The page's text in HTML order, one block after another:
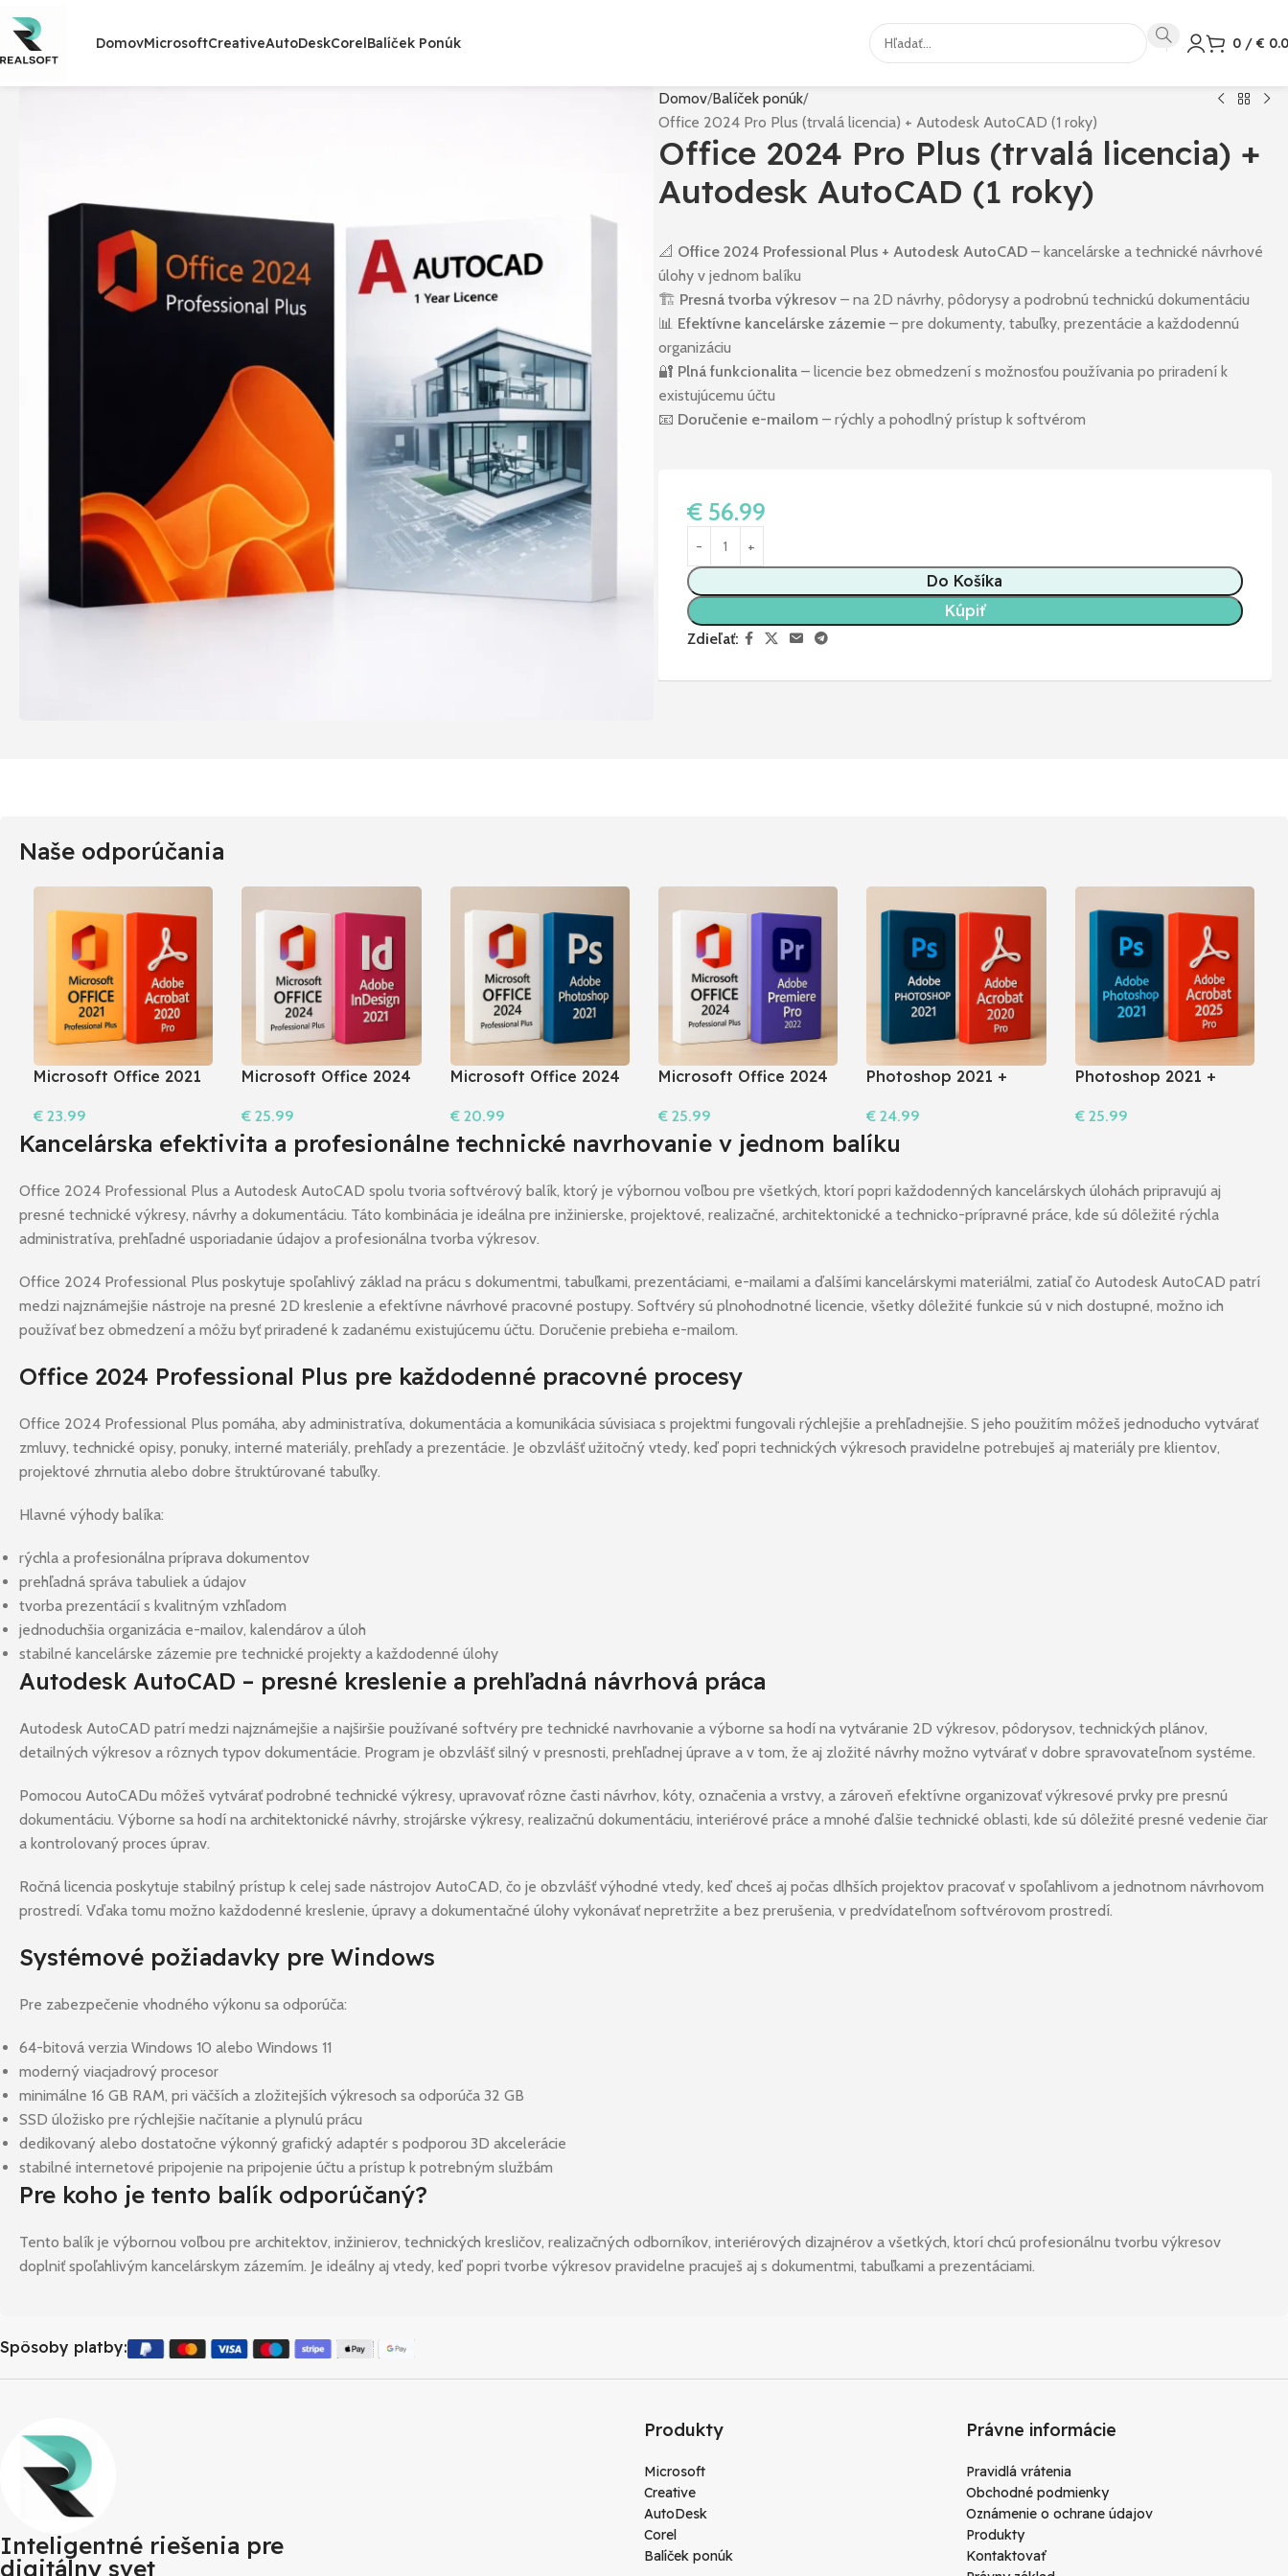
DomovMicrosoftCreativeAutoDeskCorelBalíček Ponúk 0 / €
Domov Balíček ponúk
Office 2024 Pro Plus (trvalá licencia) + Autodesk AutoCAD (1 roky)
Office 2024 Pro Plus (trvalá licencia) +
Autodesk AutoCAD (1 roky)
📐 Office 2024 Professional Plus + Autodesk AutoCAD– kancelárske a technické návrhové
úlohy v jednom balíku
🏗️ Presná tvorba výkresov– na 2D návrhy, pôdorysy a podrobnú technickú dokumentáciu
📊 Efektívne kancelárske zázemie– pre dokumenty, tabuľky, prezentácie a každodennú
organizáciu
🔐 Plná funkcionalita– licencie bez obmedzení s možnosťou používania po priradení k
existujúcemu účtu
📧 Doručenie e-mailom – rýchly a pohodlný prístup k softvérom
€56.99
Do Košíka
Kúpiť
Zdieľať:
Naše odporúčania
Microsoft Office 2021
Acrobat 2020 Pro I
Windows
€ 23.99
Do Košíka
Microsoft Office 2024
2021
€ 25.99
Do Košíka
Microsoft Office 2024
2021
€20.99
Do Košíka
Microsoft Office 2024
Pro 2022
€25.99
Do Košíka
Photoshop 2021 +
Windows
€ 24.99
Do Košíka
Photoshop 2021 +
€25.99
Kancelárska efektivita a profesionálne technické navrhovanie v jednom balíku
Office 2024 Professional Plus a Autodesk AutoCAD spolu tvoria softvérový balík, ktorý je výbornou voľbou pre všetkých, ktorí popri každodenných kancelárskych úlohách pripravujú aj
presné technické výkresy, návrhy a dokumentáciu. Táto kombinácia je ideálna pre inžinierske, projektové, realizačné, architektonické a technicko-prípravné práce, kde sú dôležité rýchla
administratíva, prehľadné usporiadanie údajov a profesionálna tvorba výkresov.
Office 2024 Professional Plus poskytuje spoľahlivý základ na prácu s dokumentmi, tabuľkami, prezentáciami, e-mailami a ďalšími kancelárskymi materiálmi, zatiaľ čo Autodesk AutoCAD patrí
medzi najznámejšie nástroje na presné 2D kreslenie a efektívne návrhové pracovné postupy. Softvéry sú plnohodnotné licencie, všetky dôležité funkcie sú v nich dostupné, možno ich
používať bez obmedzení a môžu byť priradené k zadanému existujúcemu účtu. Doručenie prebieha e-mailom.
Office 2024 Professional Plus pre každodenné pracovné procesy
Office 2024 Professional Plus pomáha, aby administratíva, dokumentácia a komunikácia súvisiaca s projektmi fungovali rýchlejšie a prehľadnejšie. S jeho použitím môžeš jednoducho vytvárať
zmluvy, technické opisy, ponuky, interné materiály, prehľady a prezentácie. Je obzvlášť užitočný vtedy, keď popri technických výkresoch pravidelne potrebuješ aj materiály pre klientov,
projektové zhrnutia alebo dobre štruktúrované tabuľky.
Hlavné výhody balíka:
rýchla a profesionálna príprava dokumentov
prehľadná správa tabuliek a údajov
tvorba prezentácií s kvalitným vzhľadom
jednoduchšia organizácia e-mailov, kalendárov a úloh
stabilné kancelárske zázemie pre technické projekty a každodenné úlohy
Autodesk AutoCAD – presné kreslenie a prehľadná návrhová práca
Autodesk AutoCAD patrí medzi najznámejšie a najširšie používané softvéry pre technické navrhovanie a výborne sa hodí na vytváranie 2D výkresov, pôdorysov, technických plánov,
detailných výkresov a rôznych typov dokumentácie. Program je obzvlášť silný v presnosti, prehľadnej úprave a v tom, že aj zložité návrhy možno vytvárať v dobre spravovateľnom systéme.
Pomocou AutoCADu môžeš vytvárať podrobné technické výkresy, upravovať rôzne časti návrhov, kóty, označenia a vrstvy, a zároveň efektívne organizovať výkresové prvky pre presnú
dokumentáciu. Výborne sa hodí na architektonické návrhy, strojárske výkresy, realizačnú dokumentáciu, interiérové práce a mnohé ďalšie technické oblasti, kde sú dôležité presné vedenie čiar
a kontrolovaný proces úprav.
Ročná licencia poskytuje stabilný prístup k celej sade nástrojov AutoCAD, čo je obzvlášť výhodné vtedy, keď chceš aj počas dlhších projektov pracovať v spoľahlivom a jednotnom návrhovom
prostredí. Vďaka tomu možno každodenné kreslenie, úpravy a dokumentačné úlohy vykonávať nepretržite a bez prerušenia, v predvídateľnom softvérovom prostredí.
Systémové požiadavky pre Windows
Pre zabezpečenie vhodného výkonu sa odporúča:
64-bitová verzia Windows 10 alebo Windows 11
moderný viacjadrový procesor
minimálne 16 GB RAM, pri väčších a zložitejších výkresoch sa odporúča 32 GB
SSD úložisko pre rýchlejšie načítanie a plynulú prácu
dedikovaný alebo dostatočne výkonný grafický adaptér s podporou 3D akcelerácie
stabilné internetové pripojenie na pripojenie účtu a prístup k potrebným službám
Pre koho je tento balík odporúčaný?
Tento balík je výbornou voľbou pre architektov, inžinierov, technických kresličov, realizačných odborníkov, interiérových dizajnérov a všetkých, ktorí chcú profesionálnu tvorbu výkresov
doplniť spoľahlivým kancelárskym zázemím. Je ideálny aj vtedy, keď popri tvorbe výkresov pravidelne pracuješ aj s dokumentmi, tabuľkami a prezentáciami.
Spôsoby platby:
Inteligentné riešenia pre
digitálny svet
Produkty
Microsoft
Creative
AutoDesk
Corel
Balíček ponúk
Právne informácie
Pravidlá vrátenia
Obchodné podmienky
Oznámenie o ochrane údajov
Produkty
Kontaktovať